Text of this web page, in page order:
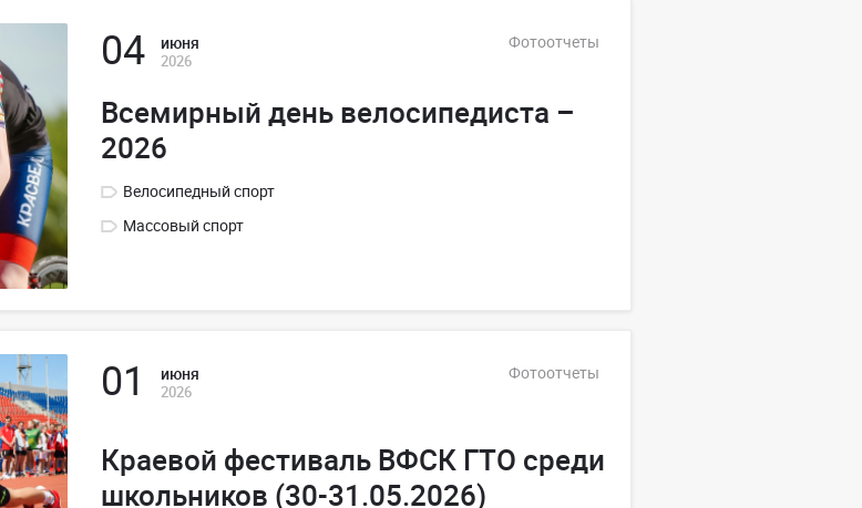
04 июня
2026
Фотоотчеты
Всемирный день велосипедиста –
2026
Велосипедный спорт
Массовый спорт
01 июня
2026
Фотоотчеты
Краевой фестиваль ВФСК ГТО среди
школьников (30-31.05.2026)